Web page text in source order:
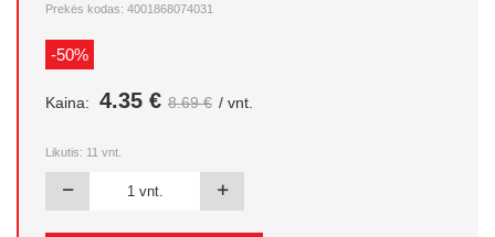
Prekės kodas: 4001868074031
-50%
Kaina: 4.35 € 8.69 € / vnt.
Likutis: 11 vnt.